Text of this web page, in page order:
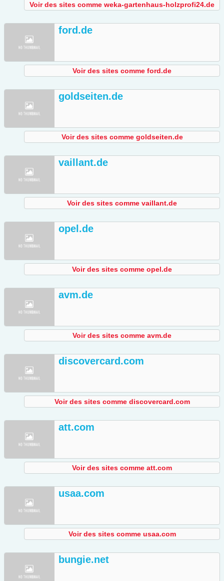
Voir des sites comme weka-gartenhaus-holzprofi24.de
ford.de
Voir des sites comme ford.de
goldseiten.de
Voir des sites comme goldseiten.de
vaillant.de
Voir des sites comme vaillant.de
opel.de
Voir des sites comme opel.de
avm.de
Voir des sites comme avm.de
discovercard.com
Voir des sites comme discovercard.com
att.com
Voir des sites comme att.com
usaa.com
Voir des sites comme usaa.com
bungie.net